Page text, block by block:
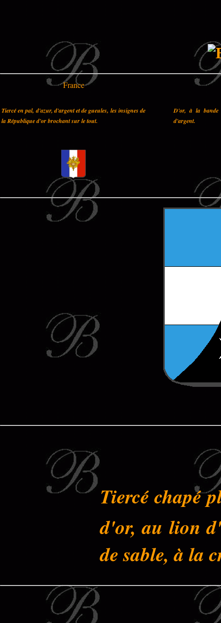
France
Tiercé en pal, d'azur, d'argent et de gueules, les insignes de
la République d'or brochant sur le tout.
D'or, à la bande
d'argent.
Tiercé chapé
d'or, au lion
de sable, à la